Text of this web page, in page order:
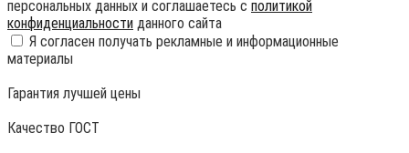
персональных данных и соглашаетесь с политикой
конфиденциальности данного сайта
Я согласен получать рекламные и информационные
материалы
Гарантия лучшей цены
Качество ГОСТ